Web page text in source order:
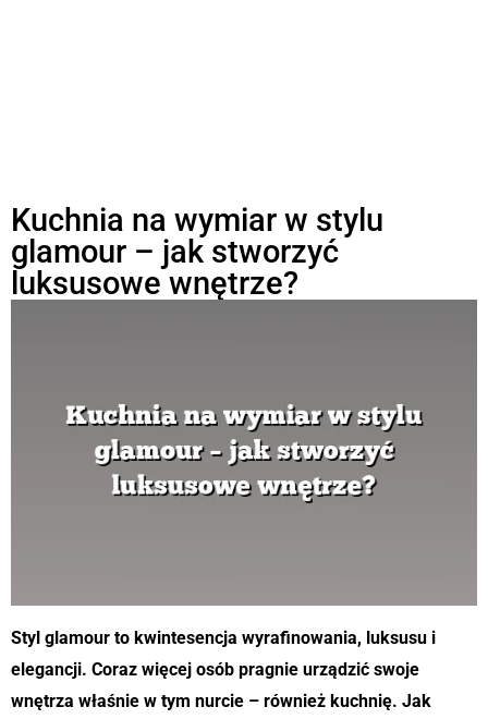
Kuchnia na wymiar w stylu
glamour – jak stworzyć
luksusowe wnętrze?
Styl glamour to kwintesencja wyrafinowania, luksusu i
elegancji. Coraz więcej osób pragnie urządzić swoje
wnętrza właśnie w tym nurcie – również kuchnię. Jak